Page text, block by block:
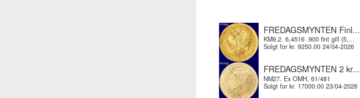
FREDAGSMYNTEN Finl...
KM9.2. 6,4516 .900 fint gill (5,...
Solgt for kr. 9250.00 24/04-2026
FREDAGSMYNTEN 2 kr...
NM27. Ex OMH, 61/481
Solgt for kr. 17000.00 23/04-2026